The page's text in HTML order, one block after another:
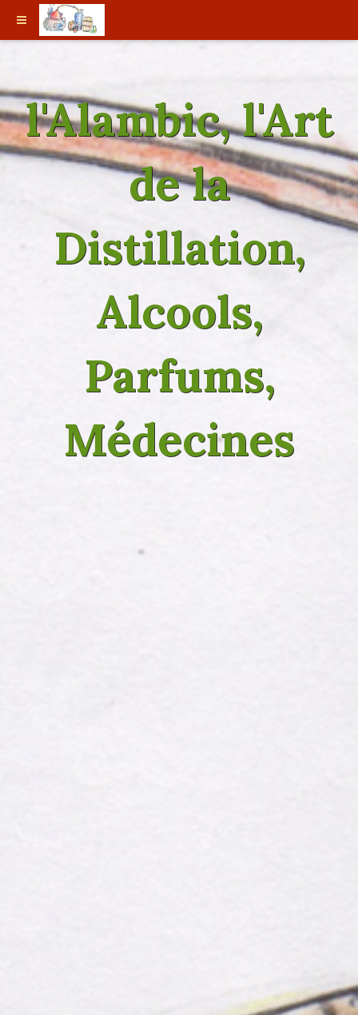
l'Alambic, l'Art
de la
Distillation,
Alcools,
Parfums,
Médecines